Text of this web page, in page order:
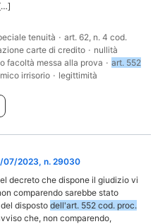
tenuità · art. 62, n. 4 cod.
carte di credito · nullità
facoltà messa alla prova · art. 552
irrisorio · legittimità
07/2023, n. 29030
decreto che dispone il giudizio vi
comparendo sarebbe stato
disposto dell'art. 552 cod. proc.
che, non comparendo,